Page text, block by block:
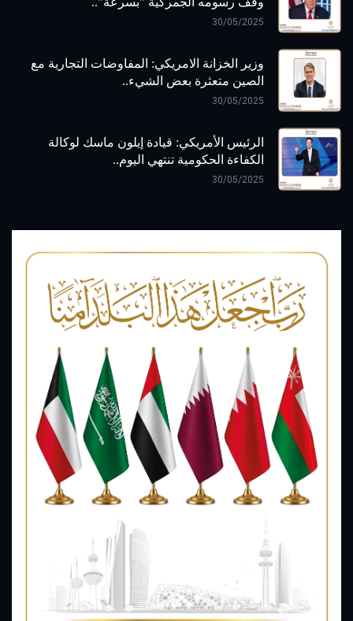
30/05/2025
وزير الخزانة الامريكي: المفاوضات التجارية مع
الصين متعثرة بعض الشيء..
30/05/2025
الرئيس الأمريكي: قيادة إيلون ماسك لوكالة
الكفاءة الحكومية تنتهي اليوم..
30/05/2025